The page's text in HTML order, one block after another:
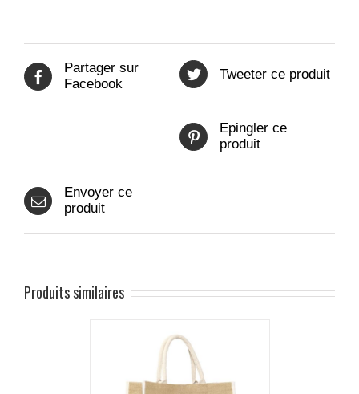
Partager sur
Facebook
Tweeter ce produit
Epingler ce
produit
Envoyer ce
produit
Produits similaires